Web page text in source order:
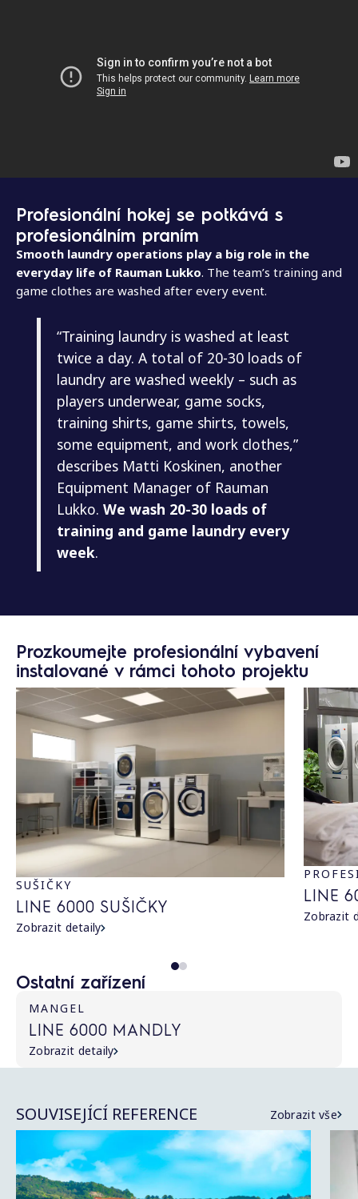
Profesionální hokej se potkává s
profesionálním praním
Smooth laundry operations play a big role in the
everyday life of Rauman Lukko. The team’s training and
game clothes are washed after every event.
“Training laundry is washed at least
twice a day. A total of 20-30 loads of
laundry are washed weekly – such as
players underwear, game socks,
training shirts, game shirts, towels,
some equipment, and work clothes,”
describes Matti Koskinen, another
Equipment Manager of Rauman
Lukko.We wash 20-30 loads of
training and game laundry every
week.
Prozkoumejte profesionální vybavení
instalované v rámci tohoto projektu
SUŠIČKY
LINE 6000 SUŠIČKY
Zobrazit detaily
LINE
Zobrazit
Ostatní zařízení
MANGEL
LINE 6000 MANDLY
Zobrazit detaily
SOUVISEJÍCÍ REFERENCE Zobrazit vše